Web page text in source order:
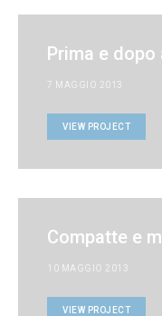
Prima e dopo
7 MAGGIO 2013
VIEW PROJECT
Compatte e
10 MAGGIO 2013
VIEW PROJECT